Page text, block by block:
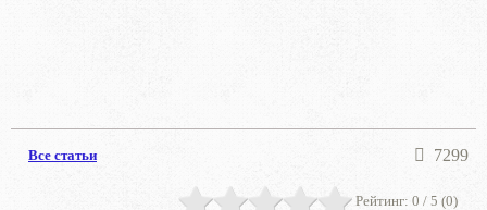
Все статьи 7299
Рейтинг: 0 / 5 (0)